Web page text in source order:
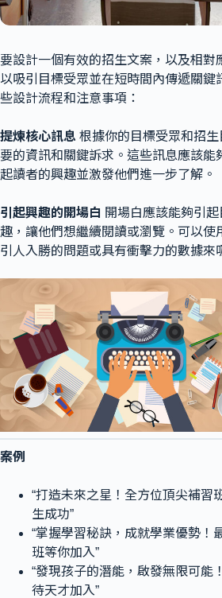
要設計一個有效的招生文案，以及相對
以吸引目標受眾並在短時間內傳遞關鍵
些設計流程和注意事項：
提煉核心訊息 根據你的目標受眾和招
要的資訊和關鍵訴求。這些訊息應該能
起讀者的興趣並激發他們進一步了解。
引起興趣的開場白 開場白應該能夠引
趣，讓他們想繼續閱讀或瀏覽。可以使
引人入勝的問題或具有衝擊力的數據來
案例
“打造未來之星！全方位頂尖補習
生成功”
“掌握學習秘訣，成就學業優勢！
班等你加入”
“發現孩子的潛能，啟發無限可能
待天才加入”